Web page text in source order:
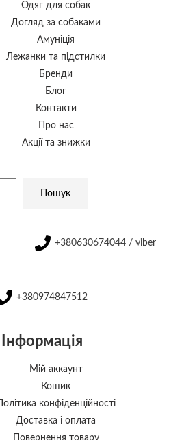
Одяг для собак
Догляд за собаками
Амуніція
Лежанки та підстилки
Бренди
Блог
Контакти
Про нас
Акції та знижки
Пошук
+380630674044 / viber
+380974847512
Інформація
Мій аккаунт
Кошик
Політика конфіденційності
Доставка і оплата
Повернення товару